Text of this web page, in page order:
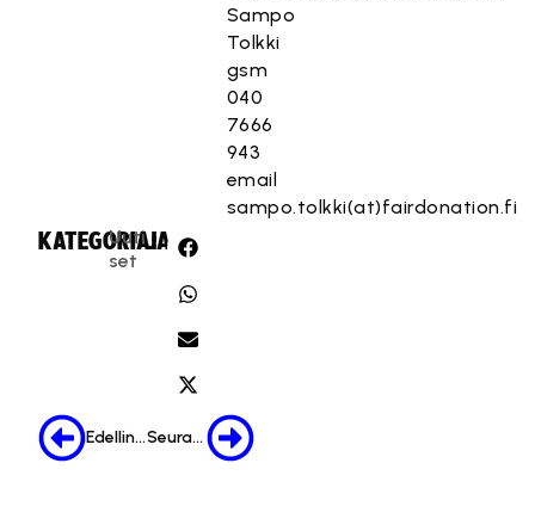
Sampo
Tolkki
gsm
040
7666
943
email
sampo.tolkki(at)fairdonation.fi
KATEGORIA:
Uuti
set
JAA:
Edellinen Seuraava